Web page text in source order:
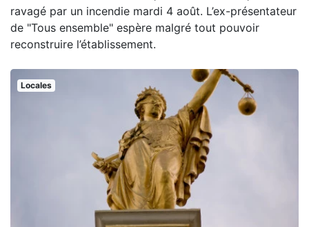
ravagé par un incendie mardi 4 août. L’ex-présentateur
de "Tous ensemble" espère malgré tout pouvoir
reconstruire l’établissement.
Locales